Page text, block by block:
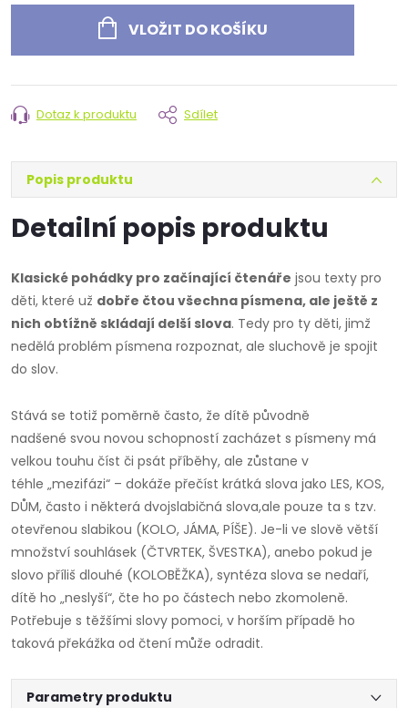
VLOŽIT DO KOŠÍKU
Dotaz k produktu Sdílet
Popis produktu
Detailní popis produktu
Klasické pohádky pro začínající čtenáře jsou texty pro
děti, které už dobře čtou všechna písmena, ale ještě z
nich obtížně skládají delší slova. Tedy pro ty děti, jimž
nedělá problém písmena rozpoznat, ale sluchově je spojit
do slov.
Stává se totiž poměrně často, že dítě původně
nadšené svou novou schopností zacházet s písmeny má
velkou touhu číst či psát příběhy, ale zůstane v
téhle „mezifázi“ – dokáže přečíst krátká slova jako LES, KOS,
DŮM, často i některá dvojslabičná slova,ale pouze ta s tzv.
otevřenou slabikou (KOLO, JÁMA, PÍŠE). Je-li ve slově větší
množství souhlásek (ČTVRTEK, ŠVESTKA), anebo pokud je
slovo příliš dlouhé (KOLOBĚŽKA), syntéza slova se nedaří,
dítě ho „neslyší“, čte ho po částech nebo zkomoleně.
Potřebuje s těžšími slovy pomoci, v horším případě ho
taková překážka od čtení může odradit.
Parametry produktu